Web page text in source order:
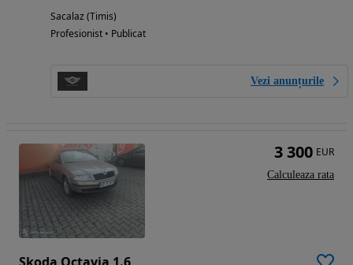
Sacalaz (Timis)
Profesionist • Publicat
Vezi anunțurile
3 300 EUR
Calculeaza rata